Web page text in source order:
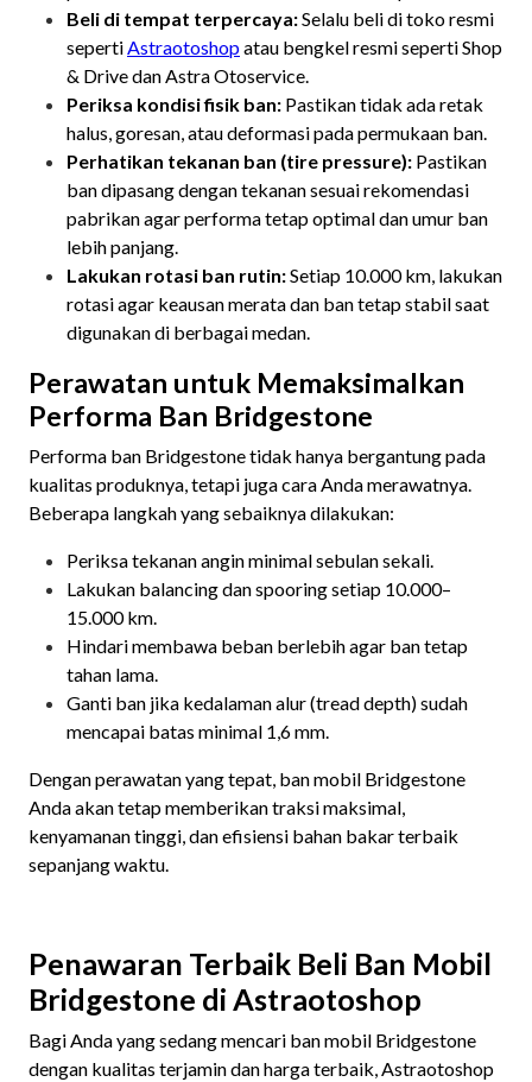
Beli di tempat terpercaya:Selalu beli di toko resmi
sepertiAstraotoshopatau bengkel resmi seperti Shop
& Drive dan Astra Otoservice.
Periksa kondisi fisik ban: Pastikan tidak ada retak
halus, goresan, atau deformasi pada permukaan ban.
Perhatikan tekanan ban (tire pressure): Pastikan
ban dipasang dengan tekanan sesuai rekomendasi
pabrikan agar performa tetap optimal dan umur ban
lebih panjang.
Lakukan rotasi ban rutin:Setiap 10.000 km, lakukan
rotasi agar keausan merata dan ban tetap stabil saat
digunakan di berbagai medan.
Perawatan untuk Memaksimalkan
Performa Ban Bridgestone
Performa ban Bridgestone tidak hanya bergantung pada
kualitas produknya, tetapi juga cara Anda merawatnya.
Beberapa langkah yang sebaiknya dilakukan:
Periksa tekanan angin minimal sebulan sekali.
Lakukan balancing dan spooring setiap 10.000–
15.000 km.
Hindari membawa beban berlebih agar ban tetap
tahan lama.
Ganti ban jika kedalaman alur (tread depth) sudah
mencapai batas minimal 1,6 mm.
Dengan perawatan yang tepat, ban mobil Bridgestone
Anda akan tetap memberikan traksi maksimal,
kenyamanan tinggi, dan efisiensi bahan bakar terbaik
sepanjang waktu.
Penawaran Terbaik Beli Ban Mobil
Bridgestone di Astraotoshop
Bagi Anda yang sedang mencari ban mobil Bridgestone
dengan kualitas terjamin dan harga terbaik, Astraotoshop